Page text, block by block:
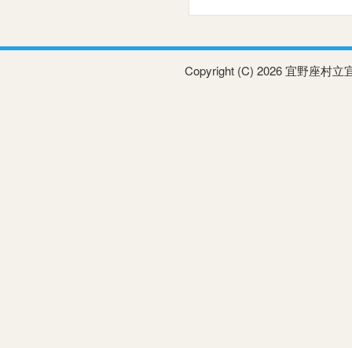
Copyright (C) 2026 宜野座村立